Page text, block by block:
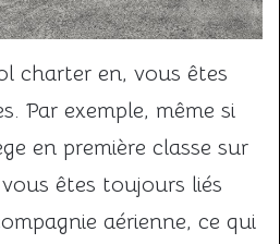
charter en, vous êtes
Par exemple, même si
en première classe sur
êtes toujours liés
aérienne, ce qui